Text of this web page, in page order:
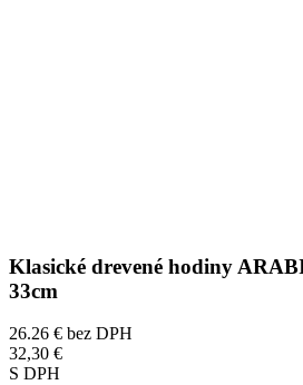
Klasické drevené hodiny
33cm
26.26 € bez DPH
32,30 €
S DPH